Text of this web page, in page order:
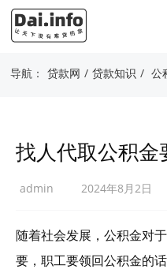
导航： 贷款网 / 贷款知识 / 公
找人代取公积金
admin 2024年8月2日
随着社会发展，公积金对
要，职工要领回公积金的